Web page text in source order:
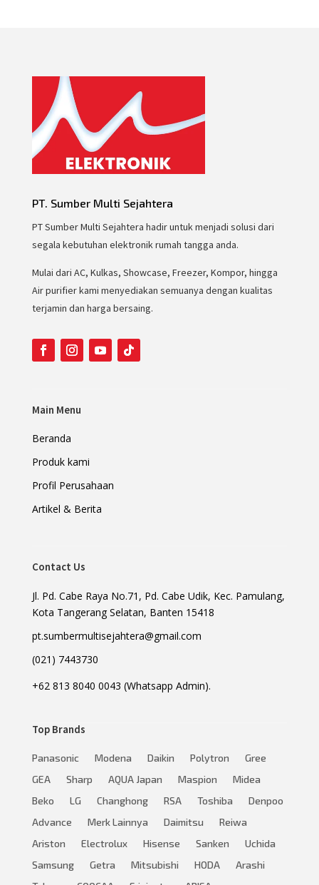
PT. Sumber Multi Sejahtera
PT Sumber Multi Sejahtera hadir untuk menjadi solusi dari
segala kebutuhan elektronik rumah tangga anda.
Mulai dari AC, Kulkas, Showcase, Freezer, Kompor, hingga
Air purifier kami menyediakan semuanya dengan kualitas
terjamin dan harga bersaing.
Main Menu
Beranda
Produk kami
Profil Perusahaan
Artikel & Berita
Contact Us
Jl. Pd. Cabe Raya No.71, Pd. Cabe Udik, Kec. Pamulang,
Kota Tangerang Selatan, Banten 15418
pt.sumbermultisejahtera@gmail.com
(021) 7443730
+62 813 8040 0043 (Whatsapp Admin).
Top Brands
Panasonic Modena Daikin Polytron
Gree
GEA
Sharp AQUA Japan Maspion
Midea
Beko
LG Changhong RSA Toshiba
Denpoo
Advance
Merk Lainnya Daimitsu
Reiwa
Ariston
Electrolux Hisense Sanken
Uchida
Samsung
Getra Mitsubishi HODA
Arashi